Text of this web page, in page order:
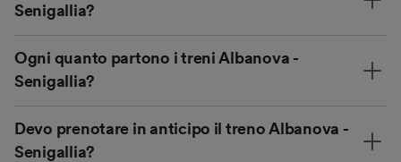
Senigallia?
Ogni quanto partono i treni Albanova -
Senigallia?
Devo prenotare in anticipo il treno Albanova -
Senigallia?